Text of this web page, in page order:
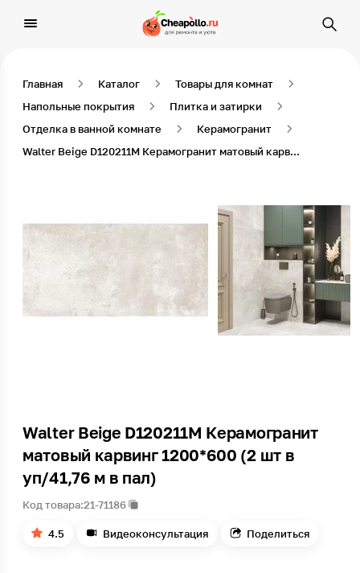
Главная Каталог
Товары для комнат
Напольные покрытия
Плитка и затирки
Отделка в ванной комнате
Керамогранит
Walter Beige D120211M Керамогранит матовый карвинг 1200*600 (2 шт в уп/41,76 м в пал)
Walter Beige D120211M Керамогранит
матовый карвинг 1200*600 (2 шт в
уп/41,76 м в пал)
Код товара:21-71186
4.5 Видеоконсультация Поделиться